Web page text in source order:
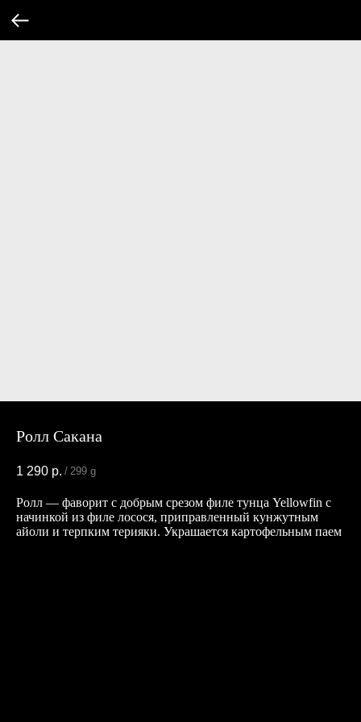
Ролл Сакана
1 290 р. / 299 g
Ролл — фаворит с добрым срезом филе тунца Yellowfin с
начинкой из филе лосося, приправленный кунжутным
айоли и терпким терияки. Украшается картофельным паем